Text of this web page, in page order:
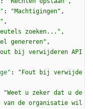
: "Machtigingen" ,
,
zoeken..." ,
genereren" ,
bij verwijderen API
:
"Fout bij verwijde
"Weet u zeker dat u de
van de organisatie wil